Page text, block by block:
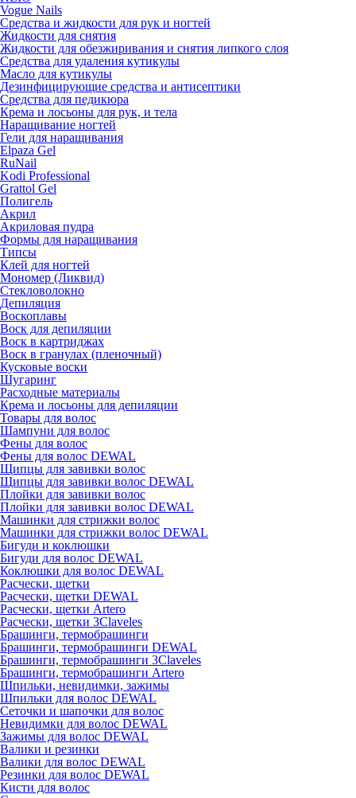
Vogue Nails
Средства и жидкости для рук и ногтей
Жидкости для снятия
Жидкости для обезжиривания и снятия липкого слоя
Средства для удаления кутикулы
Масло для кутикулы
Дезинфицирующие средства и антисептики
Средства для педикюра
Крема и лосьоны для рук, и тела
Наращивание ногтей
Гели для наращивания
Elpaza Gel
RuNail
Kodi Professional
Grattol Gel
Полигель
Акрил
Акриловая пудра
Формы для наращивания
Типсы
Клей для ногтей
Мономер (Ликвид)
Стекловолокно
Депиляция
Воскоплавы
Воск для депиляции
Воск в картриджах
Воск в гранулах (пленочный)
Кусковые воски
Шугаринг
Расходные материалы
Крема и лосьоны для депиляции
Товары для волос
Шампуни для волос
Фены для волос
Фены для волос DEWAL
Щипцы для завивки волос
Щипцы для завивки волос DEWAL
Плойки для завивки волос
Плойки для завивки волос DEWAL
Машинки для стрижки волос
Машинки для стрижки волос DEWAL
Бигуди и коклюшки
Бигуди для волос DEWAL
Коклюшки для волос DEWAL
Расчески, щетки
Расчески, щетки DEWAL
Расчески, щетки Artero
Расчески, щетки 3Claveles
Брашинги, термобрашинги
Брашинги, термобрашинги DEWAL
Брашинги, термобрашинги 3Claveles
Брашинги, термобрашинги Artero
Шпильки, невидимки, зажимы
Шпильки для волос DEWAL
Сеточки и шапочки для волос
Невидимки для волос DEWAL
Зажимы для волос DEWAL
Валики и резинки
Валики для волос DEWAL
Резинки для волос DEWAL
Кисти для волос